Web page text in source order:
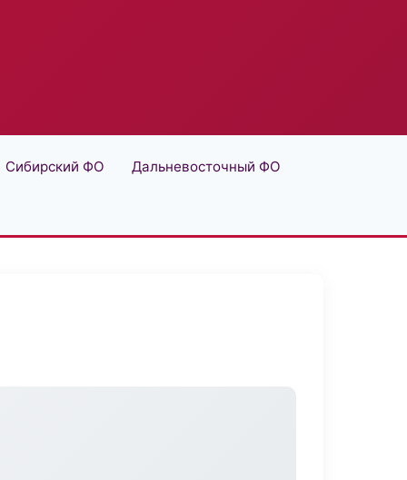
Сибирский ФО Дальневосточный ФО